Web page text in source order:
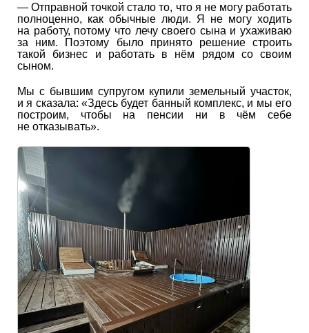
— Отправной точкой стало то, что я не могу работать
полноценно, как обычные люди. Я не могу ходить
на работу, потому что лечу своего сына и ухаживаю
за ним. Поэтому было принято решение строить
такой бизнес и работать в нём рядом со своим
сыном.
Мы с бывшим супругом купили земельный участок,
и я сказала: «Здесь будет банный комплекс, и мы его
построим, чтобы на пенсии ни в чём себе
не отказывать».